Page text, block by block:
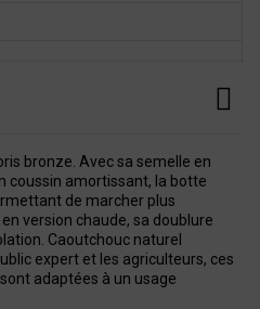
bronze. Avec sa semelle en
coussin amortissant, la botte
de marcher plus
version chaude, sa doublure
Caoutchouc naturel
expert et les agriculteurs, ces
adaptées à un usage